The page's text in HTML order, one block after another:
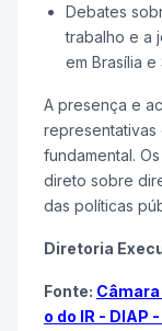
Debates
trabalho e a
em Brasília e
A presença e
fundamental.
direto sobre
das políticas
Diretoria
Fonte:
o do IR -